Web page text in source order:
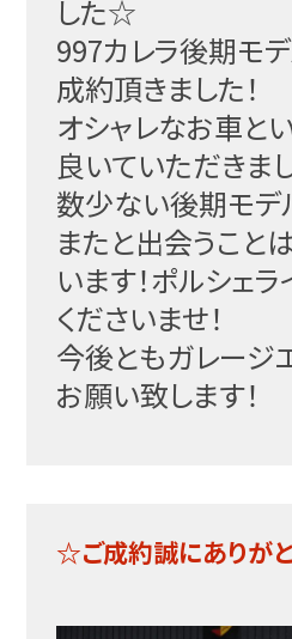
した☆
997カレラ後期モ
成約頂きました！
オシャレなお車と
良いていただきま
数少ない後期モデ
またと出会うこと
います！ポルシェ
くださいませ！
今後ともガレージ
お願い致します！
☆ご成約誠にありが